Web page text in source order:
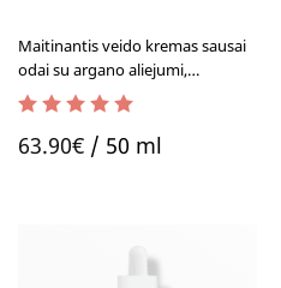
Maitinantis veido kremas sausai
odai su argano aliejumi,
atstatantis veido odos drėgmę.
out of 5
63.90€/ 50 ml